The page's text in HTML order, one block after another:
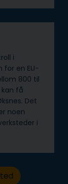
i
for en EU-
800 til
kan få
Det
noen
i